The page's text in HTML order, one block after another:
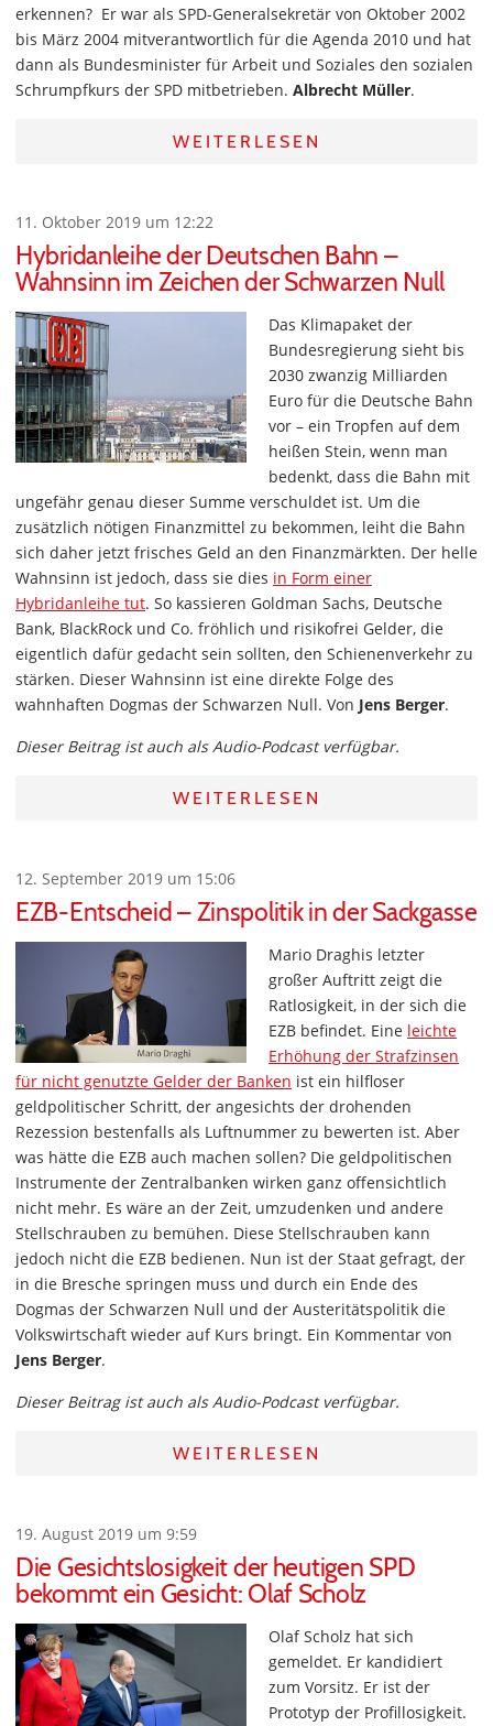
erkennen? Er war als SPD-Generalsekretär von Oktober 2002
bis März 2004 mitverantwortlich für die Agenda 2010 und hat
dann als Bundesminister für Arbeit und Soziales den sozialen
Schrumpfkurs der SPD mitbetrieben. Albrecht Müller.
WEITERLESEN
11. Oktober 2019 um 12:22
Hybridanleihe der Deutschen Bahn –
Wahnsinn im Zeichen der Schwarzen Null
Das Klimapaket der
Bundesregierung sieht bis
2030 zwanzig Milliarden
Euro für die Deutsche Bahn
vor – ein Tropfen auf dem
heißen Stein, wenn man
bedenkt, dass die Bahn mit
ungefähr genau dieser Summe verschuldet ist. Um die
zusätzlich nötigen Finanzmittel zu bekommen, leiht die Bahn
sich daher jetzt frisches Geld an den Finanzmärkten. Der helle
Wahnsinn ist jedoch, dass sie dies in Form einer
Hybridanleihe tut. So kassieren Goldman Sachs, Deutsche
Bank, BlackRock und Co. fröhlich und risikofrei Gelder, die
eigentlich dafür gedacht sein sollten, den Schienenverkehr zu
stärken. Dieser Wahnsinn ist eine direkte Folge des
wahnhaften Dogmas der Schwarzen Null. Von Jens Berger.
Dieser Beitrag ist auch als Audio-Podcast verfügbar.
WEITERLESEN
12. September 2019 um 15:06
EZB-Entscheid – Zinspolitik in der Sackgasse
Mario Draghis letzter
großer Auftritt zeigt die
Ratlosigkeit, in der sich die
EZB befindet. Eine leichte
Erhöhung der Strafzinsen
für nicht genutzte Gelder der Banken ist ein hilfloser
geldpolitischer Schritt, der angesichts der drohenden
Rezession bestenfalls als Luftnummer zu bewerten ist. Aber
was hätte die EZB auch machen sollen? Die geldpolitischen
Instrumente der Zentralbanken wirken ganz offensichtlich
nicht mehr. Es wäre an der Zeit, umzudenken und andere
Stellschrauben zu bemühen. Diese Stellschrauben kann
jedoch nicht die EZB bedienen. Nun ist der Staat gefragt, der
in die Bresche springen muss und durch ein Ende des
Dogmas der Schwarzen Null und der Austeritätspolitik die
Volkswirtschaft wieder auf Kurs bringt. Ein Kommentar von
Jens Berger.
Dieser Beitrag ist auch als Audio-Podcast verfügbar.
WEITERLESEN
19. August 2019 um 9:59
Die Gesichtslosigkeit der heutigen SPD
bekommt ein Gesicht: Olaf Scholz
Olaf Scholz hat sich
gemeldet. Er kandidiert
zum Vorsitz. Er ist der
Prototyp der Profillosigkeit.